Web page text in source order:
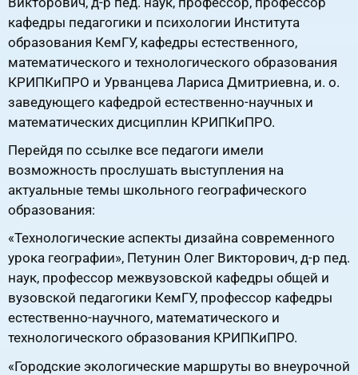
кафедры педагогики и психологии Института
образования КемГУ, кафедры естественного,
математического и технологического образования
КРИПКиПРО и Урванцева Лариса Дмитриевна, и. о.
заведующего кафедрой естественно-научных и
математических дисциплин КРИПКиПРО.
Перейдя по ссылке все педагоги имели
возможность прослушать выступления на
актуальные темы школьного географического
образования:
«Технологические аспекты дизайна современного
урока географии», Петунин Олег Викторович, д-р пед.
наук, профессор межвузовской кафедры общей и
вузовской педагогики КемГУ, профессор кафедры
естественно-научного, математического и
технологического образования КРИПКиПРО.
«Городские экологические маршруты во внеурочной